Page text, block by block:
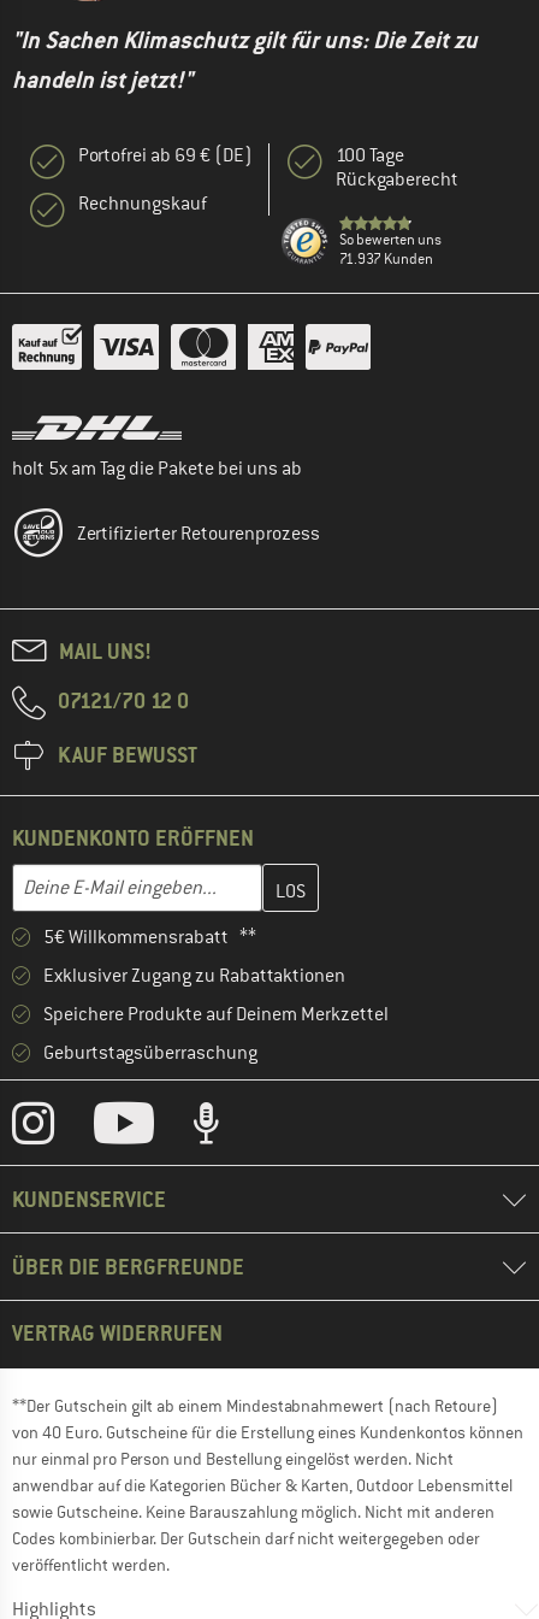
"In Sachen Klimaschutz gilt für uns: Die Zeit zu
handeln ist jetzt!"
Portofrei ab 69 € (DE)
Rechnungskauf
100 Tage
Rückgaberecht
So bewerten uns
71.937 Kunden
holt 5x am Tag die Pakete bei uns ab
Zertifizierter Retourenprozess
MAIL UNS!
07121/70 12 0
KAUF BEWUSST
KUNDENKONTO ERÖFFNEN
E-Mail-Adresse
Gib hier deine E-Mail-Adresse ein und erstelle im nächsten
5€ Willkommensrabatt **
Exklusiver Zugang zu Rabattaktionen
Speichere Produkte auf Deinem Merkzettel
Geburtstagsüberraschung
KUNDENSERVICE
ÜBER DIE BERGFREUNDE
VERTRAG WIDERRUFEN
**Der Gutschein gilt ab einem Mindestabnahmewert (nach Retoure)
von 40 Euro. Gutscheine für die Erstellung eines Kundenkontos können
nur einmal pro Person und Bestellung eingelöst werden. Nicht
anwendbar auf die Kategorien Bücher & Karten, Outdoor Lebensmittel
sowie Gutscheine. Keine Barauszahlung möglich. Nicht mit anderen
Codes kombinierbar. Der Gutschein darf nicht weitergegeben oder
veröffentlicht werden.
Highlights